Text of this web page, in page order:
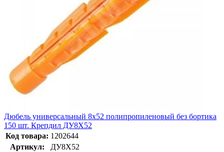
Дюбель универсальный 8х52 полипропиленовый без бортика
150 шт. Крепдил ДУ8Х52
Код товара: 1202644
Артикул:
ДУ8Х52